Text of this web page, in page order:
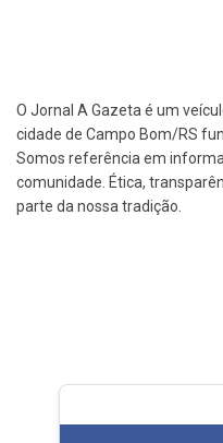
O Jornal A Gazeta é um
cidade de Campo Bom/RS
Somos referência em
comunidade. Ética,
parte da nossa tradição.